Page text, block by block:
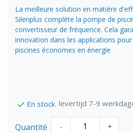
La meilleure solution en matière
Silenplus complète la pompe de
convertisseur de fréquence. Cela
innovation dans les applications
piscines économes en énergie
En stock levertijd 7-9
Quantité - +